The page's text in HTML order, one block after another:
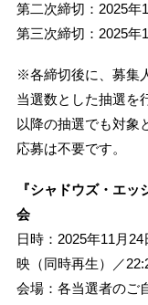
第二次締切：2025年
第三次締切：2025年
※各締切後に、募集
当選数とした抽選を
以降の抽選でも対象
応募は不要です。
『シャドウズ・エ
会
日時：2025年11月
映（同時再生）／
会場：各当選者のご